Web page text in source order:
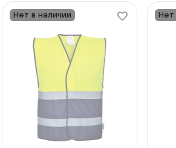
Нет в наличии Нет